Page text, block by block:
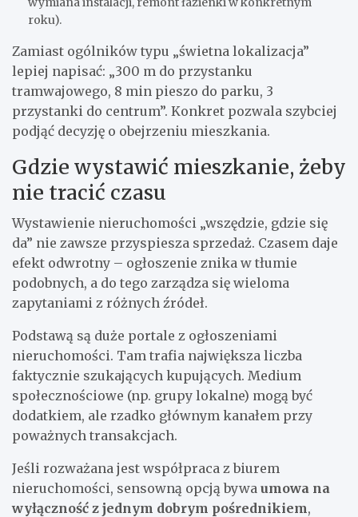
roku).
Zamiast ogólników typu „świetna lokalizacja”
lepiej napisać: „300 m do przystanku
tramwajowego, 8 min pieszo do parku, 3
przystanki do centrum”. Konkret pozwala szybciej
podjąć decyzję o obejrzeniu mieszkania.
Gdzie wystawić mieszkanie, żeby
nie tracić czasu
Wystawienie nieruchomości „wszędzie, gdzie się
da” nie zawsze przyspiesza sprzedaż. Czasem daje
efekt odwrotny – ogłoszenie znika w tłumie
podobnych, a do tego zarządza się wieloma
zapytaniami z różnych źródeł.
Podstawą są duże portale z ogłoszeniami
nieruchomości. Tam trafia największa liczba
faktycznie szukających kupujących. Medium
społecznościowe (np. grupy lokalne) mogą być
dodatkiem, ale rzadko głównym kanałem przy
poważnych transakcjach.
Jeśli rozważana jest współpraca z biurem
nieruchomości, sensowną opcją bywa umowa na
wyłączność z jednym dobrym pośrednikiem,